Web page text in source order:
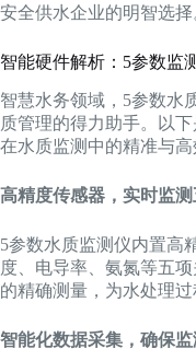
安全供水企业的明智选择
智能硬件解析：5参数监
智慧水务领域，5参数水
质管理的得力助手。以
在水质监测中的精准与高
高精度传感器，实时监
5参数水质监测仪内置高
度、电导率、氨氮等五
的精确测量，为水处理
智能化数据采集，确保